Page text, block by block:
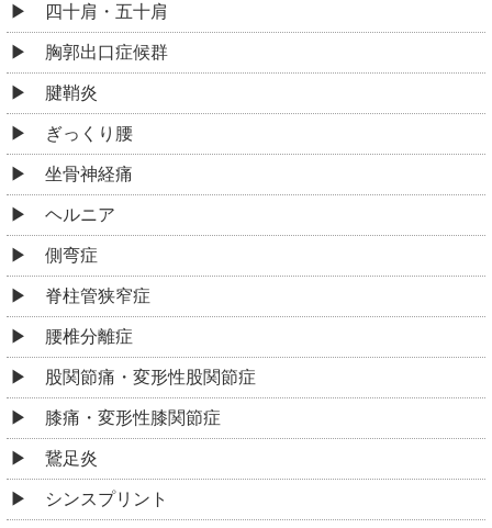
四十肩・五十肩
胸郭出口症候群
腱鞘炎
ぎっくり腰
坐骨神経痛
ヘルニア
側弯症
脊柱管狭窄症
腰椎分離症
股関節痛・変形性股関節症
膝痛・変形性膝関節症
鵞足炎
シンスプリント